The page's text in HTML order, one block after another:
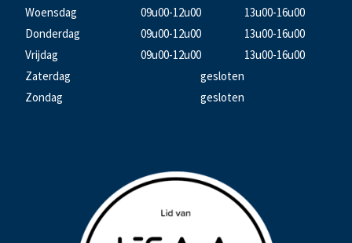
Woensdag
09u00-12u00
13u00-16u00
Donderdag
09u00-12u00
13u00-16u00
Vrijdag
09u00-12u00
13u00-16u00
Zaterdag
gesloten
Zondag
gesloten